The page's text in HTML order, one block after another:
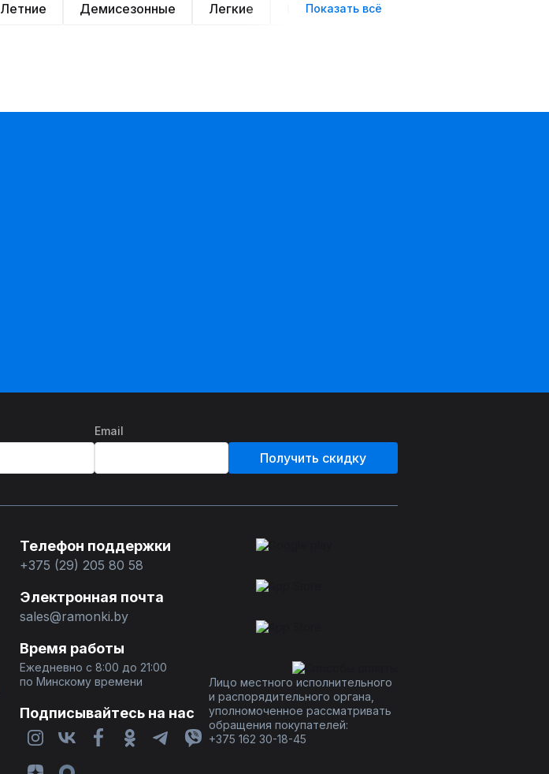
Летние Демисезонные Легкие Нарядные
Показать всё
Email
Получить скидку
Телефон поддержки
+375 (29) 205 80 58
Электронная почта
sales@ramonki.by
Время работы
Ежедневно с 8:00 до 21:00
по Минскому времени
Подписывайтесь на нас
Лицо местного исполнительного
и распорядительного органа,
уполномоченное рассматривать
обращения покупателей:
+375 162 30-18-45